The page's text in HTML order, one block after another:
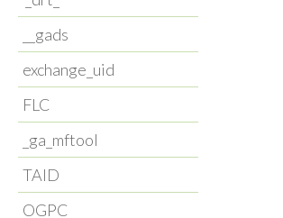
__gads
exchange_uid
FLC
_ga_mftool
TAID
OGPC